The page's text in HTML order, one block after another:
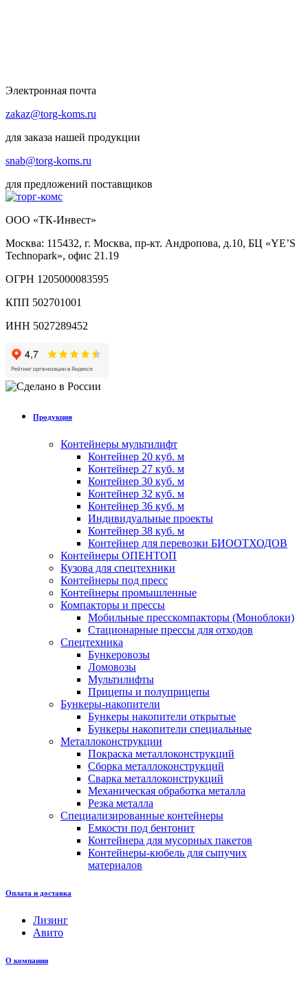
Электронная почта
zakaz@torg-koms.ru
для заказа нашей продукции
snab@torg-koms.ru
для предложений поставщиков
ООО «ТК-Инвест»
Москва: 115432, г. Москва, пр-кт. Андропова, д.10, БЦ «YE’S
Technopark», офис 21.19
ОГРН 1205000083595
КПП 502701001
ИНН 5027289452
Продукция
Контейнеры мультилифт
Контейнер 20 куб. м
Контейнер 27 куб. м
Контейнер 30 куб. м
Контейнер 32 куб. м
Контейнер 36 куб. м
Индивидуальные проекты
Контейнер 38 куб. м
Контейнер для перевозки БИООТХОДОВ
Контейнеры ОПЕНТОП
Кузова для спецтехники
Контейнеры под пресс
Контейнеры промышленные
Компакторы и прессы
Мобильные пресскомпакторы (Моноблоки)
Стационарные прессы для отходов
Спецтехника
Бункеровозы
Ломовозы
Мультилифты
Прицепы и полуприцепы
Бункеры-накопители
Бункеры накопители открытые
Бункеры накопители специальные
Металлоконструкции
Покраска металлоконструкций
Сборка металлоконструкций
Сварка металлоконструкций
Механическая обработка металла
Резка металла
Специализированные контейнеры
Емкости под бентонит
Контейнера для мусорных пакетов
Контейнеры-кюбель для сыпучих
материалов
Оплата и доставка
Лизинг
Авито
О компании